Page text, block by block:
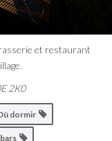
et restaurant
2K0
dormir